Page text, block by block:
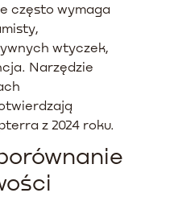
często wymaga
wtyczek,
Narzędzie
z 2024 roku.